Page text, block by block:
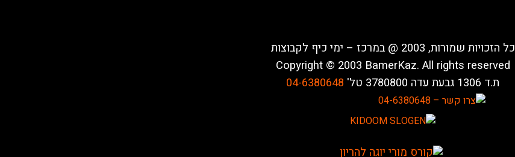
כל הזכויות שמורות, 2003 @ במרכז – ימי כיף לקבוצות
Copyright © 2003 BamerKaz. All rights reserved
ת.ד 1306 גבעת עדה 3780800 טל'
04-6380648